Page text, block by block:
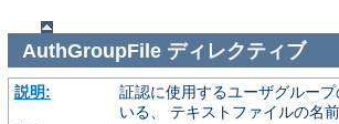
AuthGroupFileディレクティブ
説明:
証認に使用するユーザグルー
いる、 テキストファイルの名